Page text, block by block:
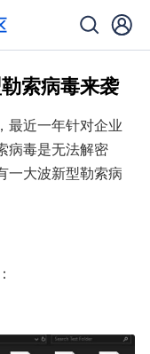
索病毒来袭
最近一年针对企业
病毒是无法解密
一大波新型勒索病